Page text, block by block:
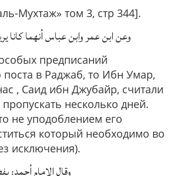
Мухтаж» том 3, стр 344].
وعن ابن عمر وابن عباس أنهما كانا
предписаний
поста в Раджаб, то Ибн Умар,
, Саид ибн Джубайр, считали
несколько дней.
не уподоблением его
который необходимо во
исключения).
وقال الإمام أحمد: